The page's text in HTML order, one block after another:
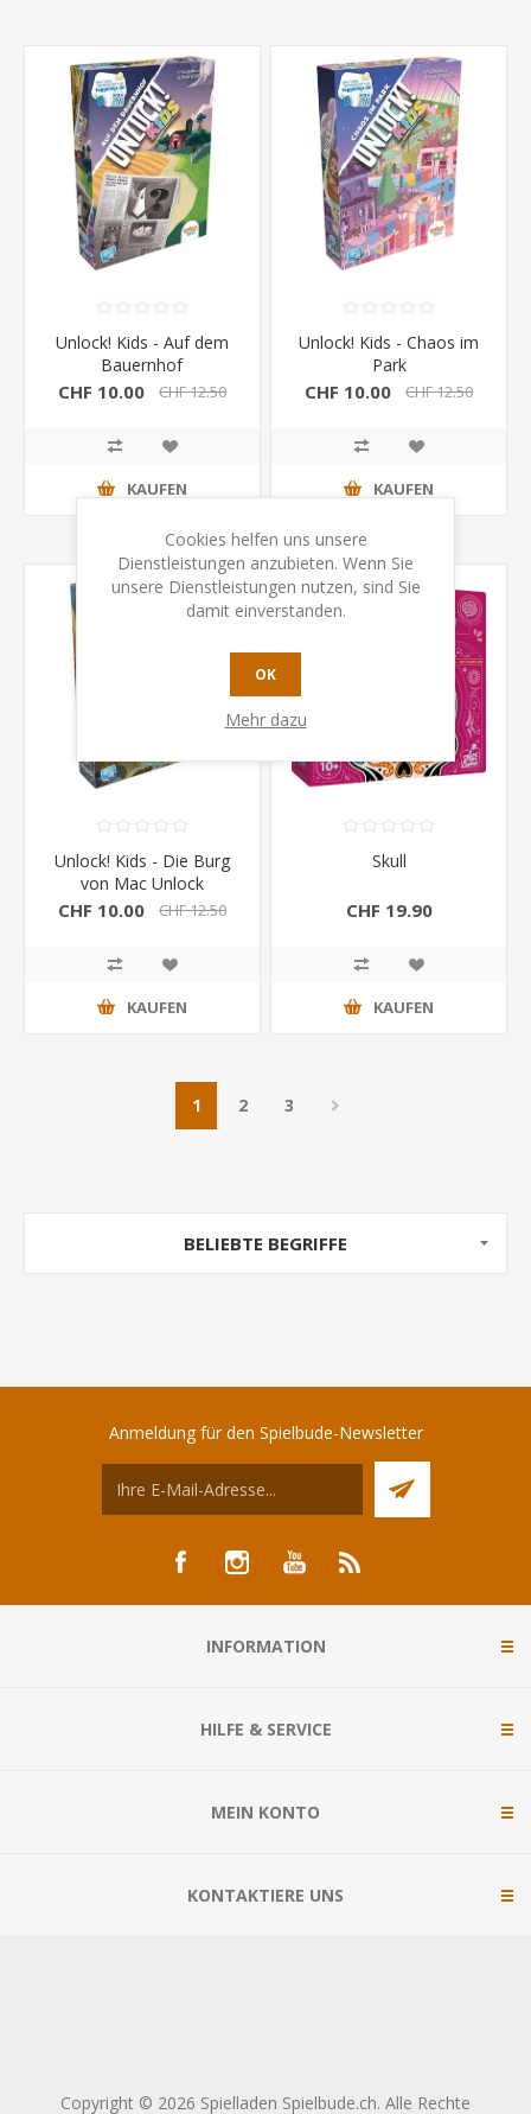
Unlock! Kids - Auf dem
Bauernhof
CHF 10.00 CHF 12.50
KAUFEN
Unlock! Kids - Chaos im
Park
CHF 10.00 CHF 12.50
KAUFEN
Unlock! Kids - Die Burg
von Mac Unlock
CHF 10.00 CHF 12.50
KAUFEN
Skull
CHF 19.90
KAUFEN
1 2 3
BELIEBTE BEGRIFFE
Anmeldung für den Spielbude-Newsletter
INFORMATION
HILFE & SERVICE
MEIN KONTO
KONTAKTIERE UNS
Copyright © 2026 Spielladen Spielbude.ch. Alle Rechte
Cookies helfen uns unsere
Dienstleistungen anzubieten. Wenn Sie
unsere Dienstleistungen nutzen, sind Sie
damit einverstanden.
OK
Mehr dazu